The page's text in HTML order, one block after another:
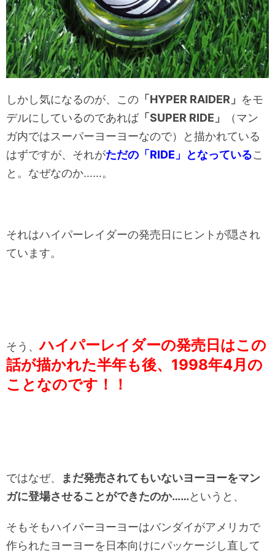
しかし気になるのが、この 「HYPER RAIDER」 をモ
デルにしているのであれば「SUPER RIDE」
（マン
ガ内ではスーパーヨーヨーなので）と描かれている
はずですが、それがただの「RIDE」となっているこ
と。なぜなのか……。
それはハイパーレイダーの発売日にヒントが隠され
ています。
そう、ハイパーレイダーの発売日はこの
話が描かれた半年も後、1998年4月 の
ことなのです！！
ではなぜ、
まだ発売されてもいないヨーヨーをマン
ガに登場させることができたのか……というと、
そもそもハイパーヨーヨーはバンダイがアメリカで
作られたヨーヨーを日本向けにパッケージし直して